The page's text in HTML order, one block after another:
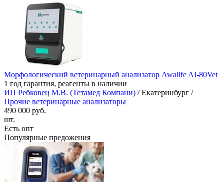
Морфологический ветеринарный анализатор Awalife AI-80Vet
1 год гарантия, реагенты в наличии
ИП Ребковец М.В. (Тетамед Компани) / Екатеринбург /
Прочие ветеринарные анализаторы
490 000 руб.
шт.
Есть опт
Популярные предожения